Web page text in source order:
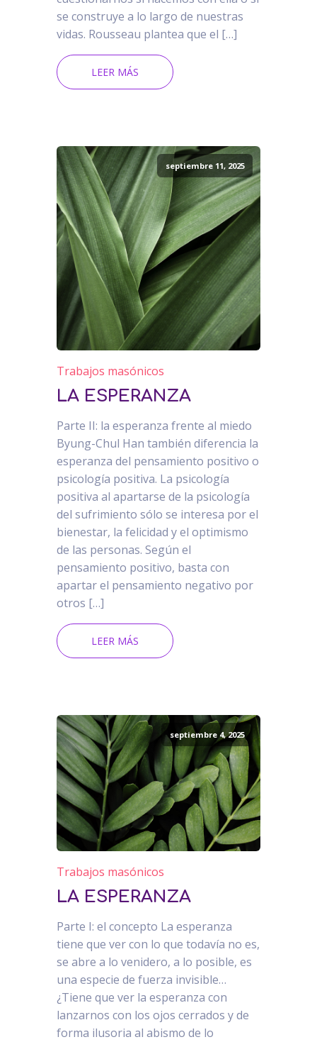
se construye a lo largo de nuestras
vidas. Rousseau plantea que el […]
LEER MÁS
septiembre 11, 2025
Trabajos masónicos
LA ESPERANZA
Parte II: la esperanza frente al miedo
Byung-Chul Han también diferencia la
esperanza del pensamiento positivo o
psicología positiva. La psicología
positiva al apartarse de la psicología
del sufrimiento sólo se interesa por el
bienestar, la felicidad y el optimismo
de las personas. Según el
pensamiento positivo, basta con
apartar el pensamiento negativo por
otros […]
LEER MÁS
septiembre 4, 2025
Trabajos masónicos
LA ESPERANZA
Parte I: el concepto La esperanza
tiene que ver con lo que todavía no es,
se abre a lo venidero, a lo posible, es
una especie de fuerza invisible…
¿Tiene que ver la esperanza con
lanzarnos con los ojos cerrados y de
forma ilusoria al abismo de lo